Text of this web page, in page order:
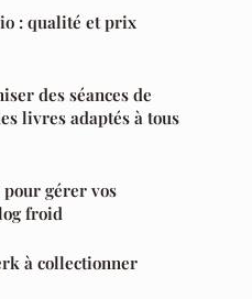
: qualité et prix
des séances de
livres adaptés à tous
gérer vos
froid
à collectionner